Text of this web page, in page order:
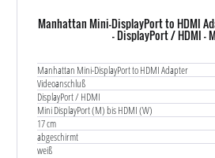
Manhattan Mini-DisplayPort to HDMI
- DisplayPort / HDMI -
Manhattan Mini-DisplayPort to HDMI Adapter
Videoanschluß
DisplayPort / HDMI
Mini DisplayPort (M) bis HDMI (W)
17 cm
abgeschirmt
weiß